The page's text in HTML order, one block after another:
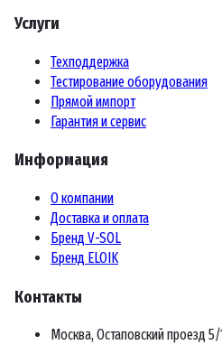
Услуги
Техподдержка
Тестирование оборудования
Прямой импорт
Гарантия и сервис
Информация
О компании
Доставка и оплата
Бренд V-SOL
Бренд ELOIK
Контакты
Москва, Остаповский проезд